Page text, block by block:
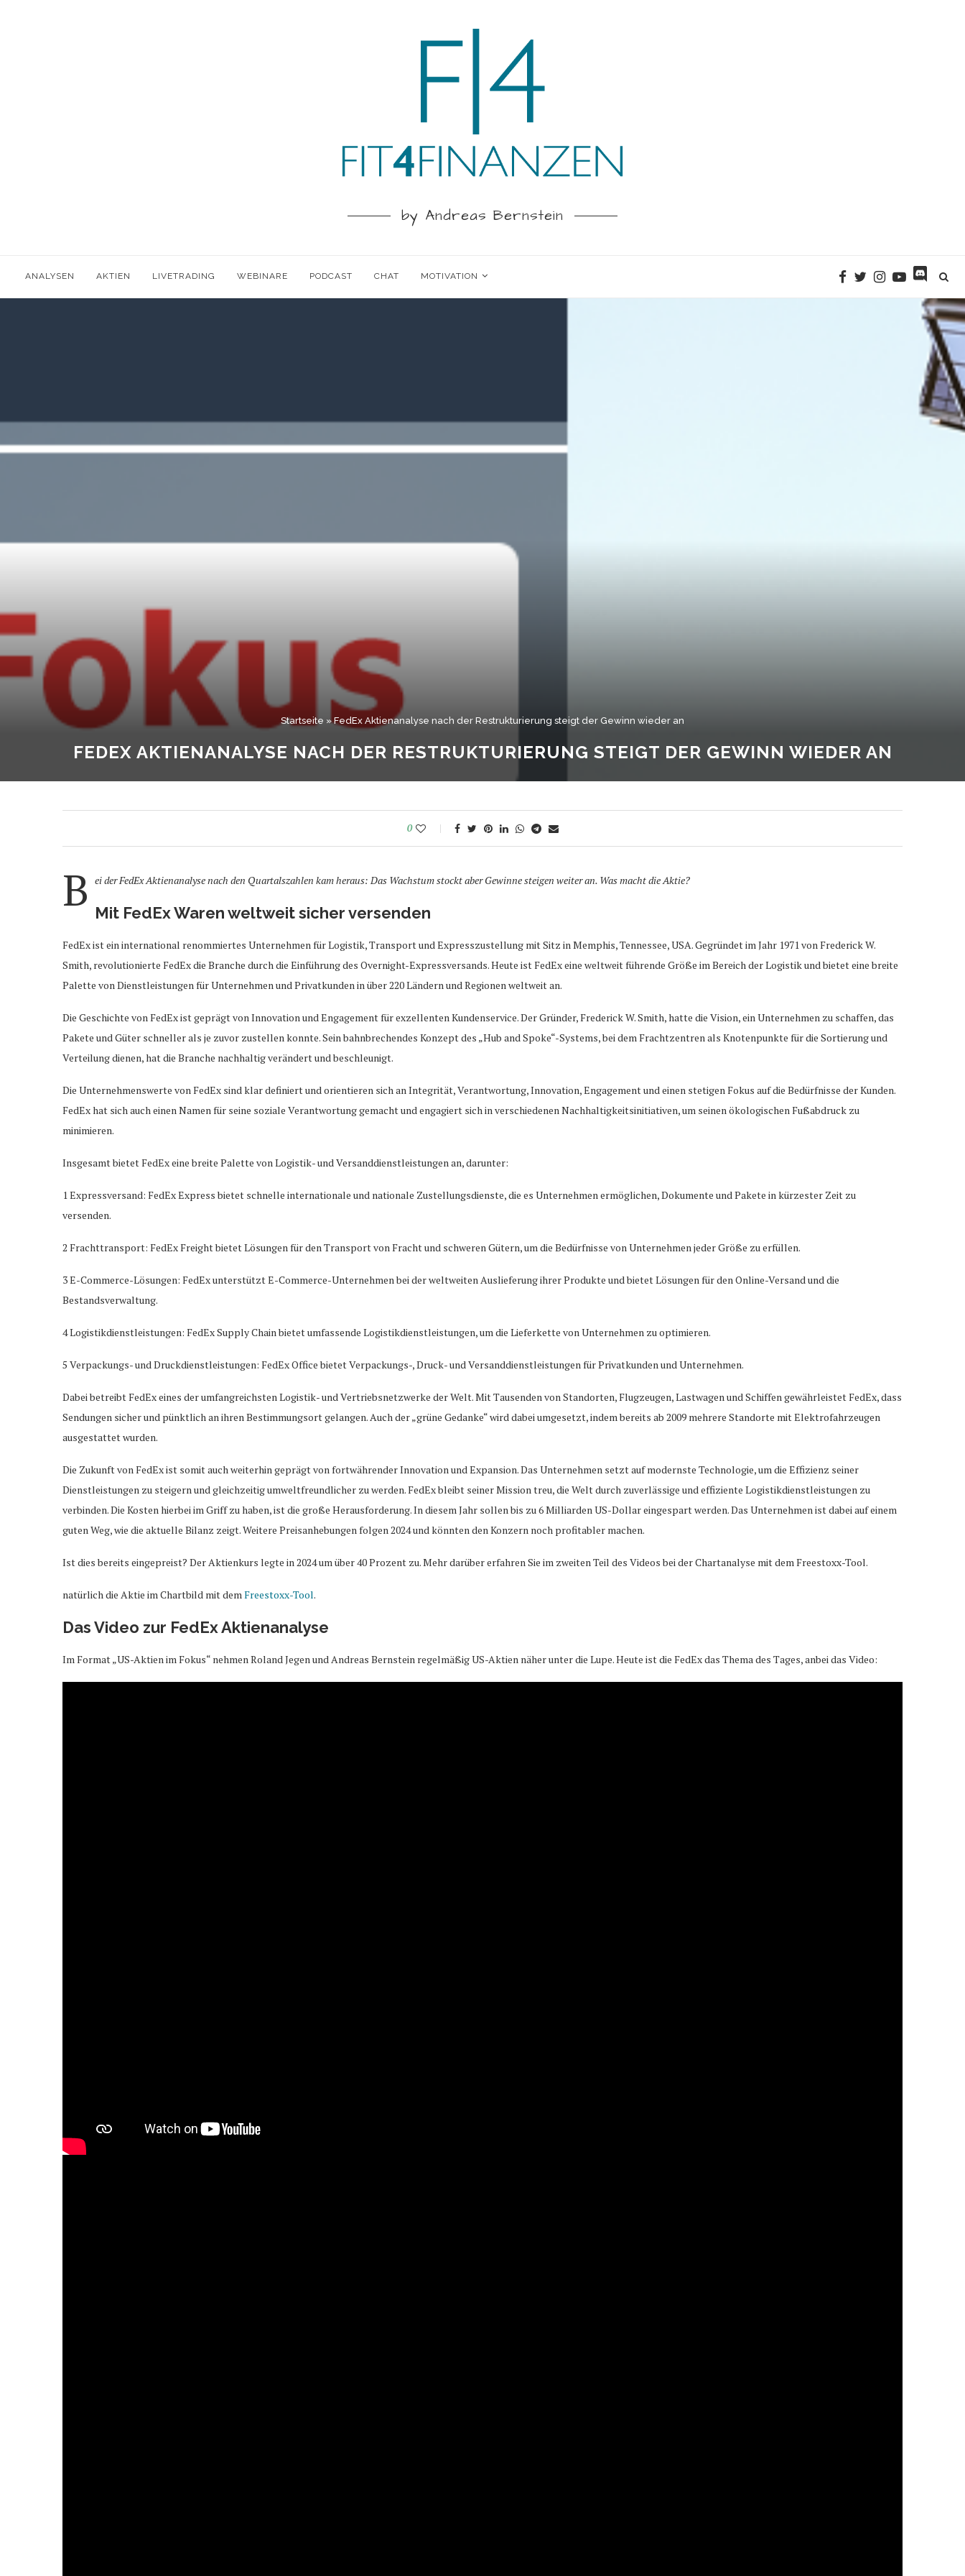
by Andreas Bernstein
ANALYSEN AKTIEN LIVETRADING WEBINARE PODCAST CHAT MOTIVATION
Startseite »FedEx Aktienanalyse nach der Restrukturierung steigt der Gewinn wieder an
FEDEX AKTIENANALYSE NACH DER RESTRUKTURIERUNG STEIGT DER GEWINN WIEDER AN
0
B ei der FedEx Aktienanalyse nach den Quartalszahlen kam heraus: Das Wachstum stockt aber Gewinne steigen weiter an. Was macht die Aktie?
Mit FedEx Waren weltweit sicher versenden
FedEx ist ein international renommiertes Unternehmen für Logistik, Transport und Expresszustellung mit Sitz in Memphis, Tennessee, USA. Gegründet im Jahr 1971 von Frederick W.
Smith, revolutionierte FedEx die Branche durch die Einführung des Overnight-Expressversands. Heute ist FedEx eine weltweit führende Größe im Bereich der Logistik und bietet eine breite
Palette von Dienstleistungen für Unternehmen und Privatkunden in über 220 Ländern und Regionen weltweit an.
Die Geschichte von FedEx ist geprägt von Innovation und Engagement für exzellenten Kundenservice. Der Gründer, Frederick W. Smith, hatte die Vision, ein Unternehmen zu schaffen, das
Pakete und Güter schneller als je zuvor zustellen konnte. Sein bahnbrechendes Konzept des „Hub and Spoke“-Systems, bei dem Frachtzentren als Knotenpunkte für die Sortierung und
Verteilung dienen, hat die Branche nachhaltig verändert und beschleunigt.
Die Unternehmenswerte von FedEx sind klar definiert und orientieren sich an Integrität, Verantwortung, Innovation, Engagement und einen stetigen Fokus auf die Bedürfnisse der Kunden.
FedEx hat sich auch einen Namen für seine soziale Verantwortung gemacht und engagiert sich in verschiedenen Nachhaltigkeitsinitiativen, um seinen ökologischen Fußabdruck zu
minimieren.
Insgesamt bietet FedEx eine breite Palette von Logistik- und Versanddienstleistungen an, darunter:
1 Expressversand: FedEx Express bietet schnelle internationale und nationale Zustellungsdienste, die es Unternehmen ermöglichen, Dokumente und Pakete in kürzester Zeit zu
versenden.
2 Frachttransport: FedEx Freight bietet Lösungen für den Transport von Fracht und schweren Gütern, um die Bedürfnisse von Unternehmen jeder Größe zu erfüllen.
3 E-Commerce-Lösungen: FedEx unterstützt E-Commerce-Unternehmen bei der weltweiten Auslieferung ihrer Produkte und bietet Lösungen für den Online-Versand und die
Bestandsverwaltung.
4 Logistikdienstleistungen: FedEx Supply Chain bietet umfassende Logistikdienstleistungen, um die Lieferkette von Unternehmen zu optimieren.
5 Verpackungs- und Druckdienstleistungen: FedEx Office bietet Verpackungs-, Druck- und Versanddienstleistungen für Privatkunden und Unternehmen.
Dabei betreibt FedEx eines der umfangreichsten Logistik- und Vertriebsnetzwerke der Welt. Mit Tausenden von Standorten, Flugzeugen, Lastwagen und Schiffen gewährleistet FedEx, dass
Sendungen sicher und pünktlich an ihren Bestimmungsort gelangen. Auch der „grüne Gedanke“ wird dabei umgesetzt, indem bereits ab 2009 mehrere Standorte mit Elektrofahrzeugen
ausgestattet wurden.
Die Zukunft von FedEx ist somit auch weiterhin geprägt von fortwährender Innovation und Expansion. Das Unternehmen setzt auf modernste Technologie, um die Effizienz seiner
Dienstleistungen zu steigern und gleichzeitig umweltfreundlicher zu werden. FedEx bleibt seiner Mission treu, die Welt durch zuverlässige und effiziente Logistikdienstleistungen zu
verbinden. Die Kosten hierbei im Griff zu haben, ist die große Herausforderung. In diesem Jahr sollen bis zu 6 Milliarden US-Dollar eingespart werden. Das Unternehmen ist dabei auf einem
guten Weg, wie die aktuelle Bilanz zeigt. Weitere Preisanhebungen folgen 2024 und könnten den Konzern noch profitabler machen.
Ist dies bereits eingepreist? Der Aktienkurs legte in 2024 um über 40 Prozent zu. Mehr darüber erfahren Sie im zweiten Teil des Videos bei der Chartanalyse mit dem Freestoxx-Tool.
natürlich die Aktie im Chartbild mit dem Freestoxx-Tool.
Das Video zur FedEx Aktienanalyse
Im Format „US-Aktien im Fokus“ nehmen Roland Jegen und Andreas Bernstein regelmäßig US-Aktien näher unter die Lupe. Heute ist die FedEx das Thema des Tages, anbei das Video: